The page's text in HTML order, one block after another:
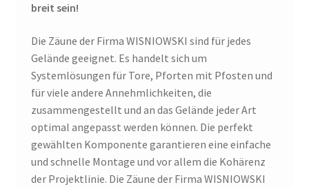
breit sein!
Die Zäune der Firma WISNIOWSKI sind für jedes
Gelände geeignet. Es handelt sich um
Systemlösungen für Tore, Pforten mit Pfosten und
für viele andere Annehmlichkeiten, die
zusammengestellt und an das Gelände jeder Art
optimal angepasst werden können. Die perfekt
gewählten Komponente garantieren eine einfache
und schnelle Montage und vor allem die Kohärenz
der Projektlinie. Die Zäune der Firma WISNIOWSKI